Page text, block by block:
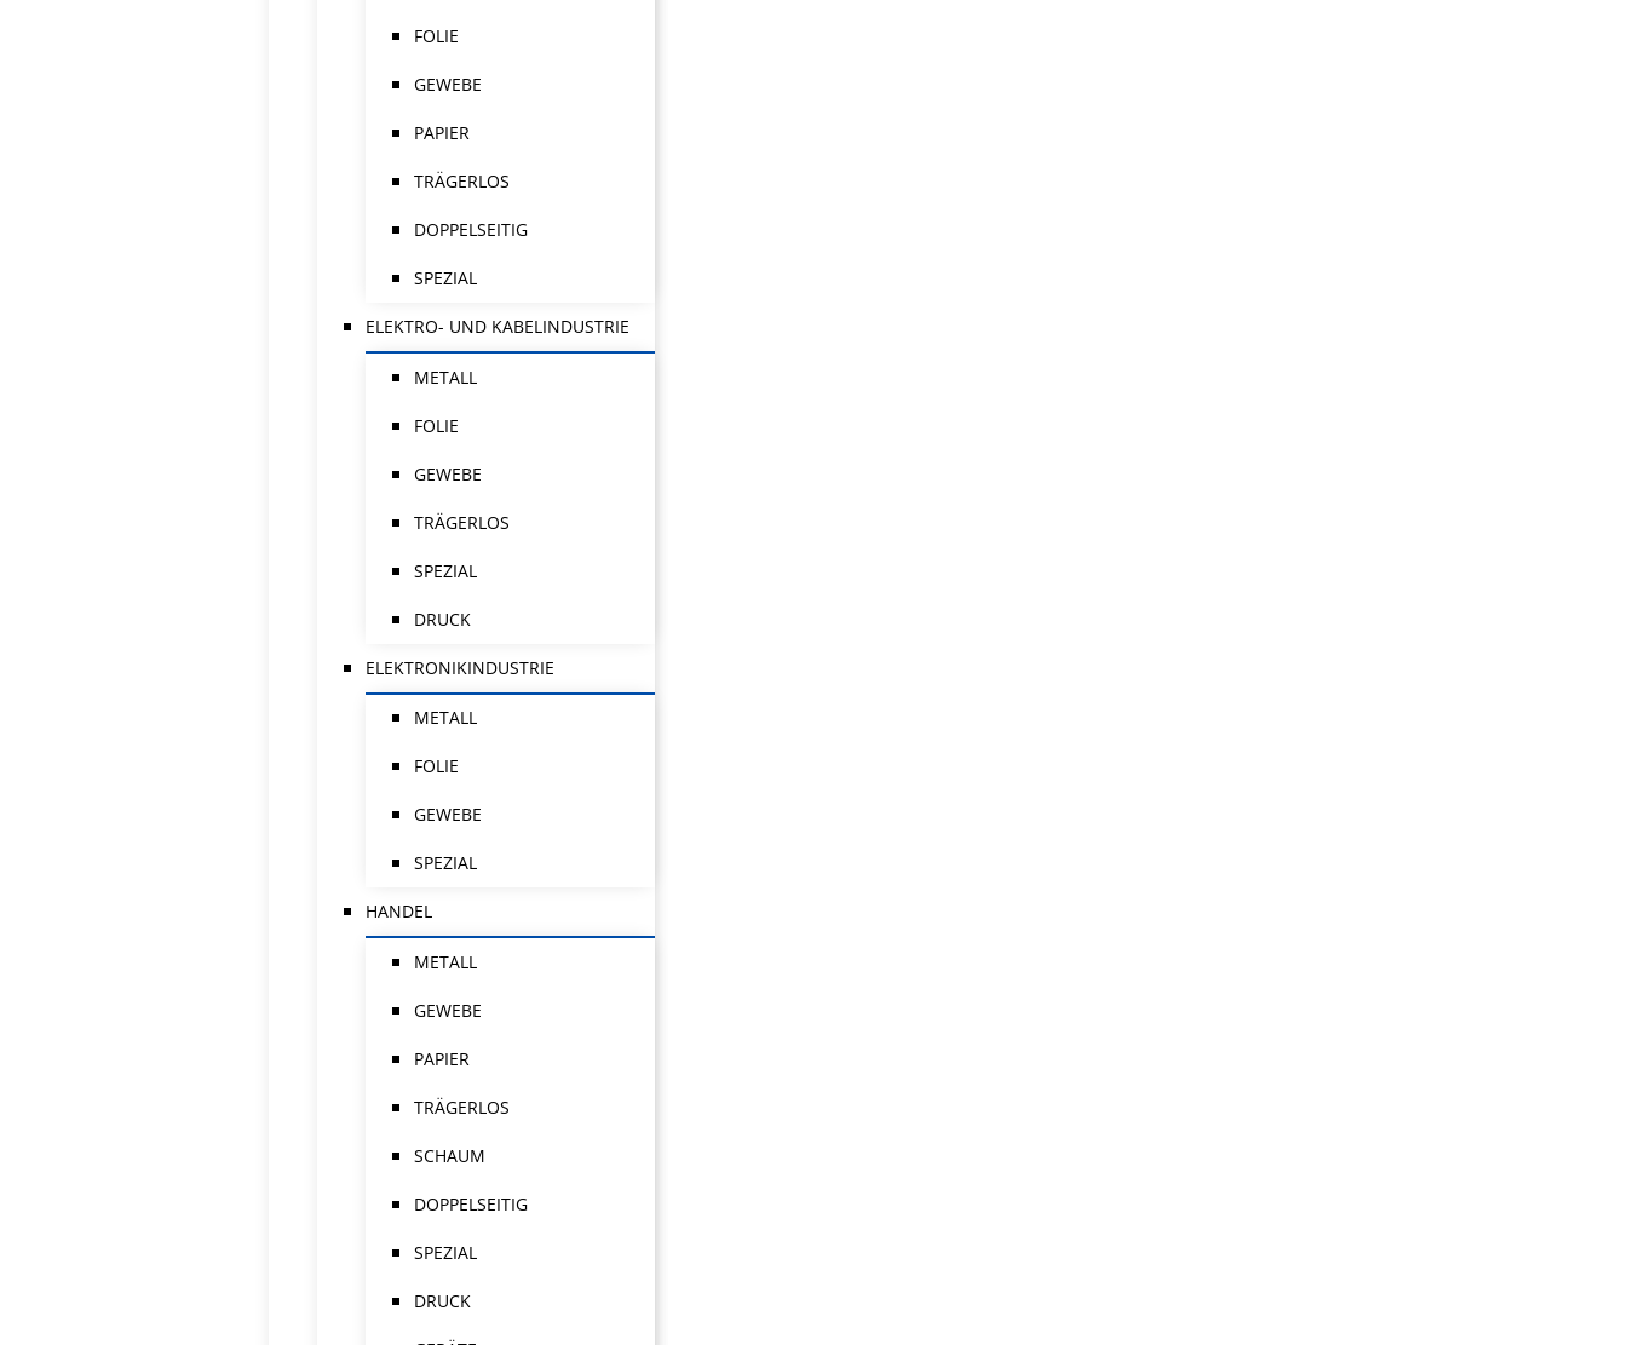
FOLIE
GEWEBE
PAPIER
TRÄGERLOS
DOPPELSEITIG
SPEZIAL
ELEKTRO- UND KABELINDUSTRIE
METALL
FOLIE
GEWEBE
TRÄGERLOS
SPEZIAL
DRUCK
ELEKTRONIKINDUSTRIE
METALL
FOLIE
GEWEBE
SPEZIAL
HANDEL
METALL
GEWEBE
PAPIER
TRÄGERLOS
SCHAUM
DOPPELSEITIG
SPEZIAL
DRUCK